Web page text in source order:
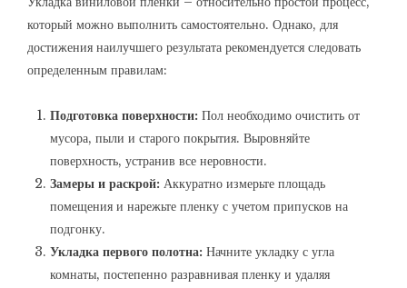
который можно выполнить самостоятельно. Однако, для
достижения наилучшего результата рекомендуется следовать
определенным правилам:
Подготовка поверхности: Пол необходимо очистить от
мусора, пыли и старого покрытия. Выровняйте
поверхность, устранив все неровности.
Замеры и раскрой: Аккуратно измерьте площадь
помещения и нарежьте пленку с учетом припусков на
подгонку.
Укладка первого полотна: Начните укладку с угла
комнаты, постепенно разравнивая пленку и удаляя